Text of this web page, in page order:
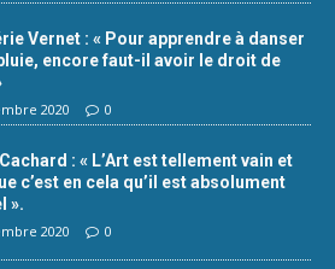
Vernet : « Pour apprendre à danser
encore faut-il avoir le droit de
2020 0
: « L’Art est tellement vain et
c’est en cela qu’il est absolument
».
2020 0